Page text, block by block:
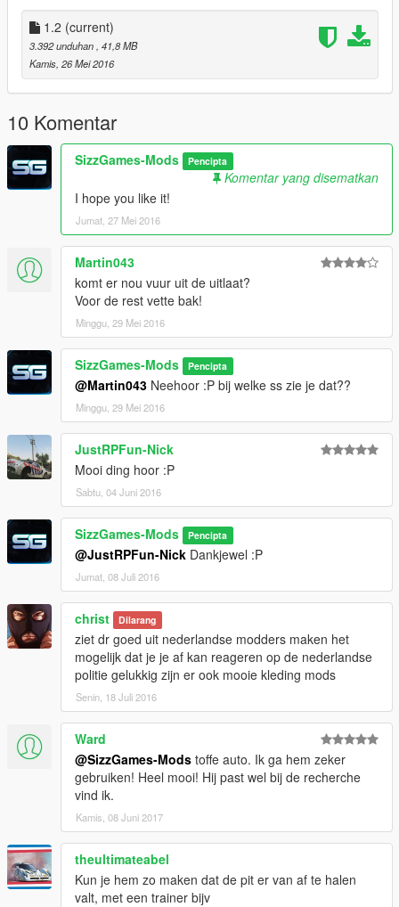
1.2 (current)
3.392 unduhan , 41,8 MB
Kamis, 26 Mei 2016
10 Komentar
SizzGames-Mods Pencipta
Komentar yang disematkan
I hope you like it!
Jumat, 27 Mei 2016
Martin043
komt er nou vuur uit de uitlaat?
Voor de rest vette bak!
Minggu, 29 Mei 2016
SizzGames-Mods Pencipta
@Martin043 Neehoor :P bij welke ss zie je dat??
Minggu, 29 Mei 2016
JustRPFun-Nick
Mooi ding hoor :P
Sabtu, 04 Juni 2016
SizzGames-Mods Pencipta
@JustRPFun-Nick Dankjewel :P
Jumat, 08 Juli 2016
christ Dilarang
ziet dr goed uit nederlandse modders maken het
mogelijk dat je je af kan reageren op de nederlandse
politie gelukkig zijn er ook mooie kleding mods
Senin, 18 Juli 2016
Ward
@SizzGames-Mods toffe auto. Ik ga hem zeker
gebruiken! Heel mooi! Hij past wel bij de recherche
vind ik.
Kamis, 08 Juni 2017
theultimateabel
Kun je hem zo maken dat de pit er van af te halen
valt, met een trainer bijv